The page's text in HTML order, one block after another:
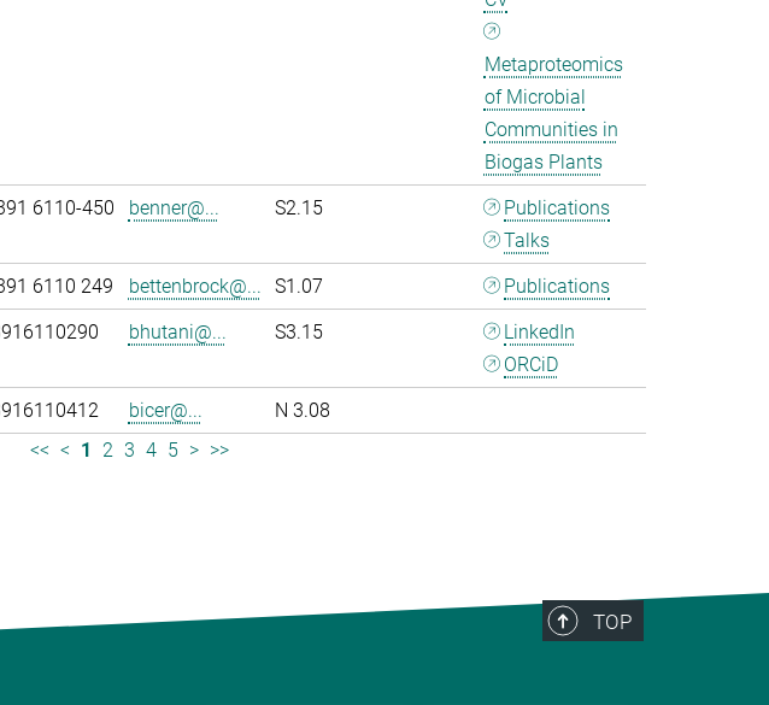
Metaproteomics
of Microbial
Communities in
Biogas Plants
6110-450 benner@... S2.15
Publications
Talks
6110 249 bettenbrock@... S1.07
Publications
bhutani@... S3.15
LinkedIn
ORCiD
bicer@...
N 3.08
<< < 1 2 3 4 5 > >>
TOP